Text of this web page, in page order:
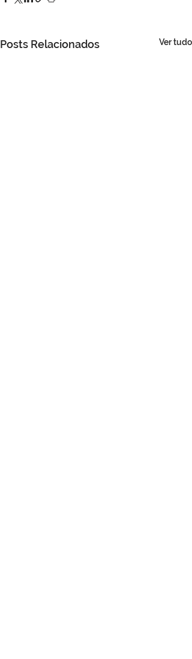
Posts Relacionados Ver tudo